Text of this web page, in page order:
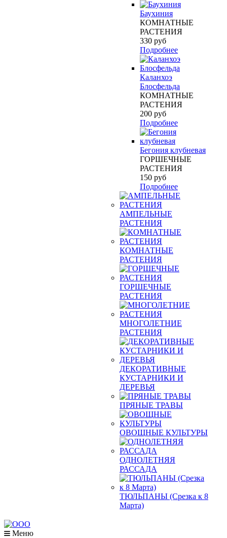
Баухиния
КОМНАТНЫЕ
РАСТЕНИЯ
330 руб
Подробнее
Каланхоэ
Блосфельда
КОМНАТНЫЕ
РАСТЕНИЯ
200 руб
Подробнее
Бегония клубневая
ГОРШЕЧНЫЕ
РАСТЕНИЯ
150 руб
Подробнее
АМПЕЛЬНЫЕ
РАСТЕНИЯ
КОМНАТНЫЕ
РАСТЕНИЯ
ГОРШЕЧНЫЕ
РАСТЕНИЯ
МНОГОЛЕТНИЕ
РАСТЕНИЯ
ДЕКОРАТИВНЫЕ
КУСТАРНИКИ И
ДЕРЕВЬЯ
ПРЯНЫЕ ТРАВЫ
ОВОЩНЫЕ КУЛЬТУРЫ
ОДНОЛЕТНЯЯ
РАССАДА
ТЮЛЬПАНЫ (Срезка к 8
Марта)
Меню